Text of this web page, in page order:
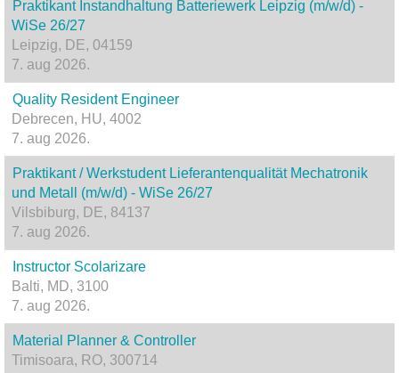
Praktikant Instandhaltung Batteriewerk Leipzig (m/w/d) -
WiSe 26/27
Leipzig, DE, 04159
7. aug 2026.
Quality Resident Engineer
Debrecen, HU, 4002
7. aug 2026.
Praktikant / Werkstudent Lieferantenqualität Mechatronik
und Metall (m/w/d) - WiSe 26/27
Vilsbiburg, DE, 84137
7. aug 2026.
Instructor Scolarizare
Balti, MD, 3100
7. aug 2026.
Material Planner & Controller
Timisoara, RO, 300714